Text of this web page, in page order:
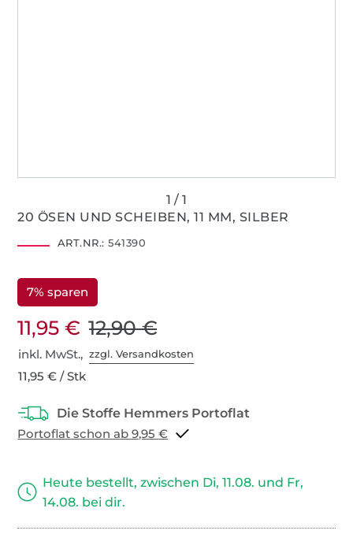
20 ÖSEN UND SCHEIBEN, 11 MM, SILBER
ART.NR.: 541390
7% sparen
11,95 € 12,90 €
inkl. MwSt.,zzgl. Versandkosten
11,95 € / Stk
Portoflat schon ab 9,95 €
Heute bestellt, zwischen Di, 11.08. und Fr,
14.08. bei dir.